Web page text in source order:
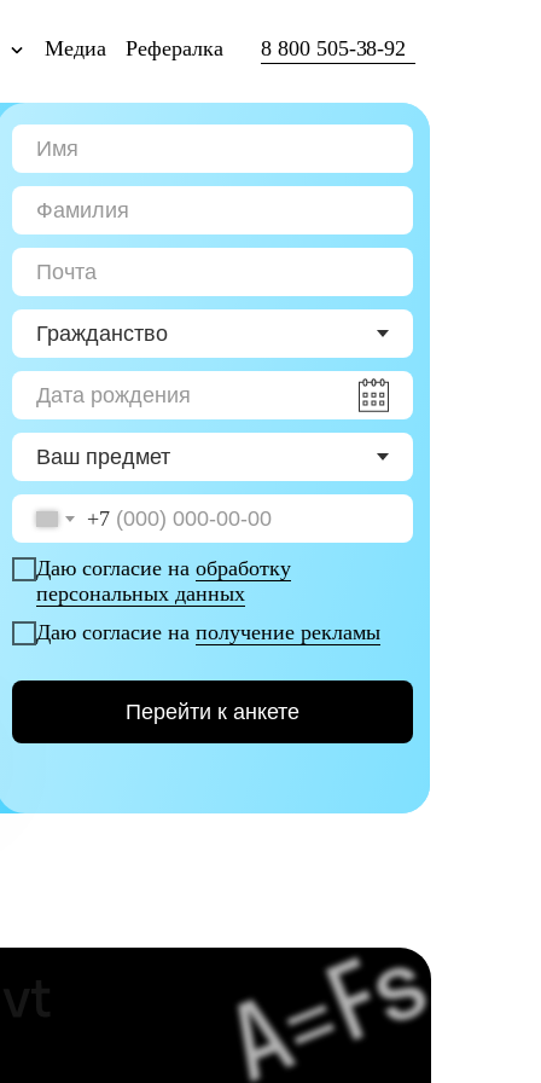
Медиа Рефералка 8 800 505-38-92
+7
Даю согласие на обработку
персональных данных
Даю согласие на получение рекламы
Перейти к анкете